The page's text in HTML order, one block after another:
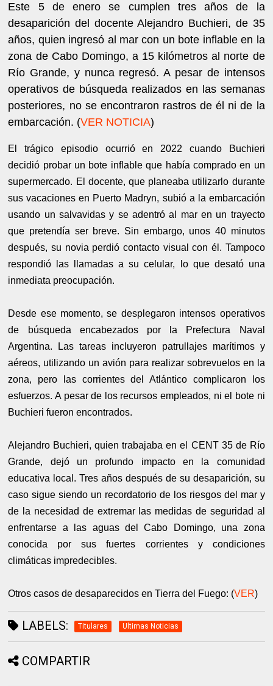
Este 5 de enero se cumplen tres años de la
desaparición del docente Alejandro Buchieri, de 35
años, quien ingresó al mar con un bote inflable en la
zona de Cabo Domingo, a 15 kilómetros al norte de
Río Grande, y nunca regresó. A pesar de intensos
operativos de búsqueda realizados en las semanas
posteriores, no se encontraron rastros de él ni de la
embarcación. (VER NOTICIA)
El trágico episodio ocurrió en 2022 cuando Buchieri
decidió probar un bote inflable que había comprado en un
supermercado. El docente, que planeaba utilizarlo durante
sus vacaciones en Puerto Madryn, subió a la embarcación
usando un salvavidas y se adentró al mar en un trayecto
que pretendía ser breve. Sin embargo, unos 40 minutos
después, su novia perdió contacto visual con él. Tampoco
respondió las llamadas a su celular, lo que desató una
inmediata preocupación.
Desde ese momento, se desplegaron intensos operativos
de búsqueda encabezados por la Prefectura Naval
Argentina. Las tareas incluyeron patrullajes marítimos y
aéreos, utilizando un avión para realizar sobrevuelos en la
zona, pero las corrientes del Atlántico complicaron los
esfuerzos. A pesar de los recursos empleados, ni el bote ni
Buchieri fueron encontrados.
Alejandro Buchieri, quien trabajaba en el CENT 35 de Río
Grande, dejó un profundo impacto en la comunidad
educativa local. Tres años después de su desaparición, su
caso sigue siendo un recordatorio de los riesgos del mar y
de la necesidad de extremar las medidas de seguridad al
enfrentarse a las aguas del Cabo Domingo, una zona
conocida por sus fuertes corrientes y condiciones
climáticas impredecibles.
Otros casos de desaparecidos en Tierra del Fuego: (VER)
LABELS: Titulares Ultimas Noticias
COMPARTIR